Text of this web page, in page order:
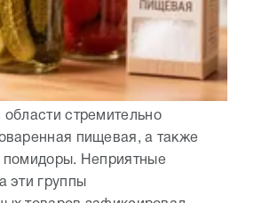
области стремительно
пищевая, а также
помидоры. Неприятные
эти группы